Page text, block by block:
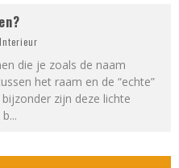
Interieur
die je zoals de naam
het raam en de “echte”
zijn deze lichte
...